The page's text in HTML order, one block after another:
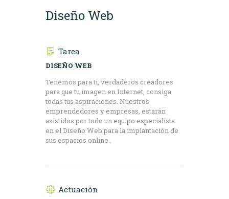
Diseño Web
Tarea
DISEÑO WEB
Tenemos para ti, verdaderos creadores
para que tu imagen en Internet, consiga
todas tus aspiraciones. Nuestros
emprendedores y empresas, estarán
asistidos por todo un equipo especialista
en el Diseño Web para la implantación de
sus espacios online..
Actuación